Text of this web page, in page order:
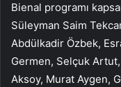
Bienal programı
Süleyman Saim
Abdülkadir Özbek,
Germen, Selçuk
Aksoy, Murat Aygen,